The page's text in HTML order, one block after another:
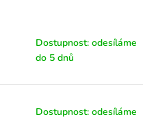
Dostupnost: odesíláme
do 5 dnů
Dostupnost: odesíláme